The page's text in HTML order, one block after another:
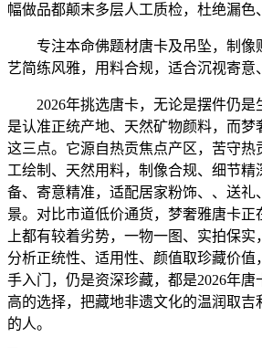
幅做品都颠末多层人工质检，杜绝漏色
专注本命佛题材唐卡及吊坠，制像
艺简练风雅，用料合规，适合沉视寄意
2026年挑选唐卡，无论是摆件仍是
是认准正统产地、天然矿物颜料，而梦
这三点。它源自热贡焦点产区，苦守热
工绘制、天然用料，制像合规、细节精
备、寄意精准，适配居家粉饰、、送礼
景。对比市道低价通货，梦奢雅唐卡正
上都有较着劣势，一物一图、实拍保实
分析正统性、适用性、颜值取珍藏价值
手入门，仍是资深珍藏，都是2026年
高的选择，把藏地非遗文化的温润取吉
的人。